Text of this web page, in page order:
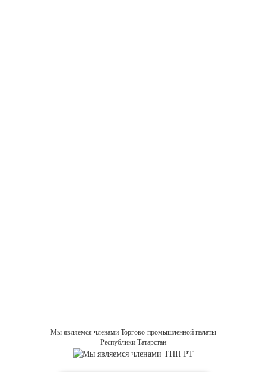
Мы являемся членами Торгово-промышленной палаты
Республики Татарстан